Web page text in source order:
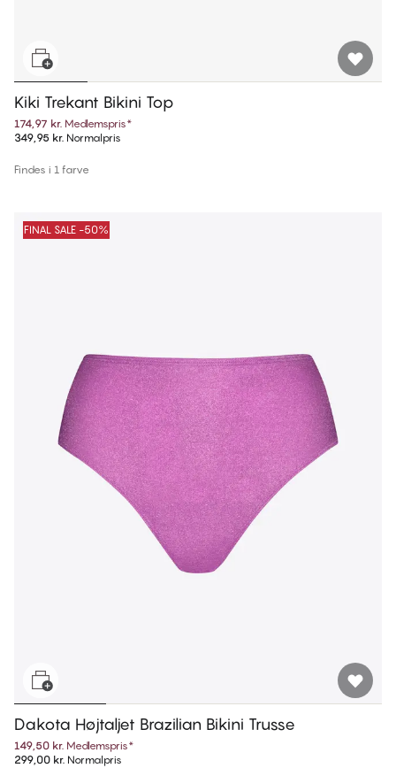
Kiki Trekant Bikini Top
174,97 kr. Medlemspris*
349,95 kr. Normalpris
Findes i 1 farve
FINAL SALE -50%
Dakota Højtaljet Brazilian Bikini Trusse
149,50 kr. Medlemspris*
299,00 kr. Normalpris